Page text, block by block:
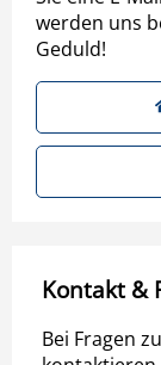
werden uns
Geduld!
Kontakt &
Bei Fragen